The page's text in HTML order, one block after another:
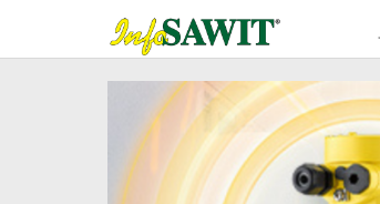
konten